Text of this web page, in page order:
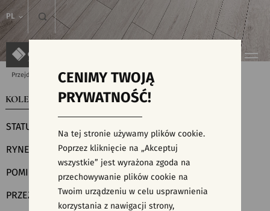
PL
Przejdź do strony głównej Kolekcje
KOLEKCJE WYSZUKIWARKA PŁYTEK
STATUS
RYNEK
POMIESZCZENIE
PRZEZNACZENIE
CENIMY TWOJĄ
PRYWATNOŚĆ!
Na tej stronie używamy plików cookie.
Poprzez kliknięcie na „Akceptuj
wszystkie” jest wyrażona zgoda na
przechowywanie plików cookie na
Twoim urządzeniu w celu usprawnienia
korzystania z nawigacji strony,